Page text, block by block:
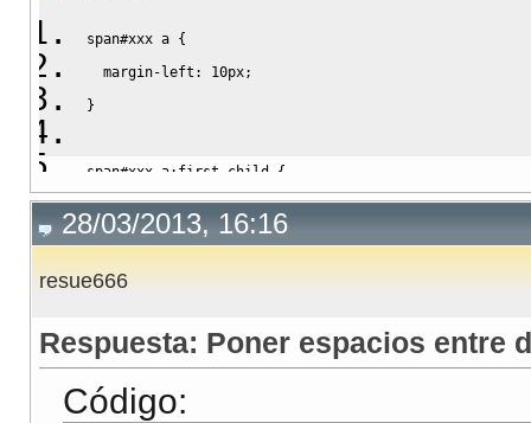
span#xxx a {
margin-left : 10px;
}
span#xxx a:first-child {
margin-left: 0;
}
28/03/2013, 16:16
resue666
Respuesta: Poner espacios entre
Código: